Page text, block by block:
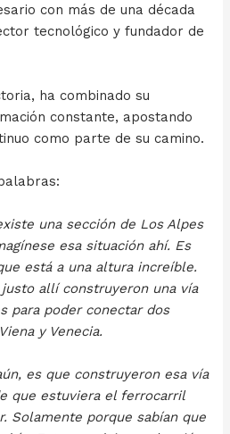
con más de una década
tecnológico y fundador de
ha combinado su
constante, apostando
como parte de su camino.
una sección de Los Alpes
esa situación ahí. Es
está a una altura increíble.
allí construyeron una vía
para poder conectar dos
y Venecia.
es que construyeron esa vía
que estuviera el ferrocarril
Solamente porque sabían que